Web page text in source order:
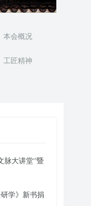
本会概况
工匠精神
脉大讲堂”暨
学》新书捐